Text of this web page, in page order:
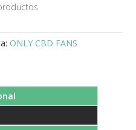
ONLY CBD FANS